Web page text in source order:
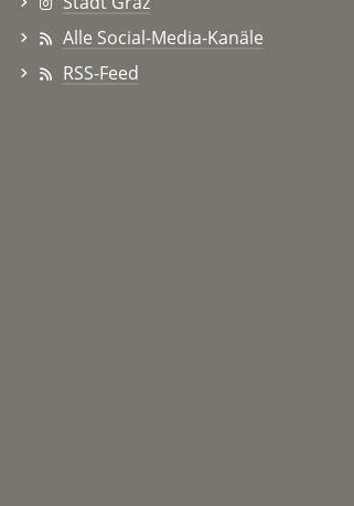
Alle Social-Media-Kanäle
RSS-Feed